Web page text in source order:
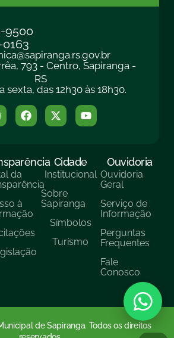
9500
0163
793 - Centro, Sapiranga -
RS
sexta, das 12h30 às 18h30.
da
à
Cidade
Institucional
Sobre
Sapiranga
Símbolos
Turísmo
Ouvidoria
Ouvidoria
Geral
Serviço de
Informação
Perguntas
Frequentes
Fale
Conosco
de Sapiranga. Todos os direitos